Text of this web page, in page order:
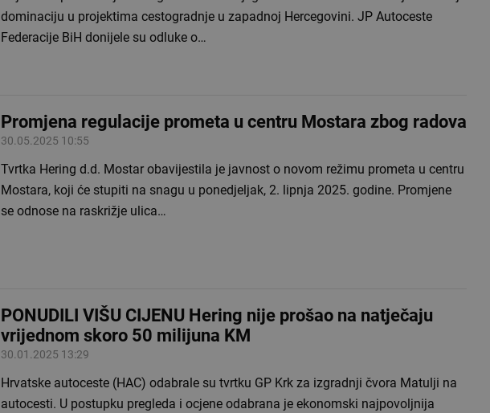
dominaciju u projektima cestogradnje u zapadnoj Hercegovini. JP Autoceste
Federacije BiH donijele su odluke o…
Promjena regulacije prometa u centru Mostara zbog radova
30.05.2025 10:55
Tvrtka Hering d.d. Mostar obavijestila je javnost o novom režimu prometa u centru
Mostara, koji će stupiti na snagu u ponedjeljak, 2. lipnja 2025. godine. Promjene
se odnose na raskrižje ulica…
PONUDILI VIŠU CIJENU Hering nije prošao na natječaju
vrijednom skoro 50 milijuna KM
30.01.2025 13:29
Hrvatske autoceste (HAC) odabrale su tvrtku GP Krk za izgradnji čvora Matulji na
autocesti. U postupku pregleda i ocjene odabrana je ekonomski najpovoljnija